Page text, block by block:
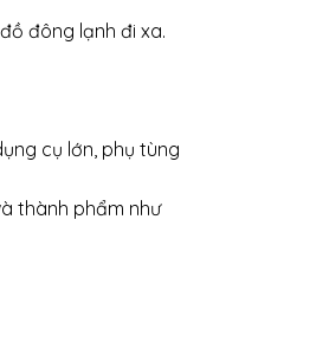
đông lạnh đi xa.
cụ lớn, phụ tùng
thành phẩm như